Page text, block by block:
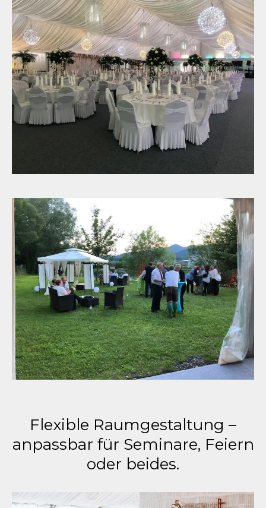
Flexible Raumgestaltung –
anpassbar für Seminare, Feiern
oder beides.